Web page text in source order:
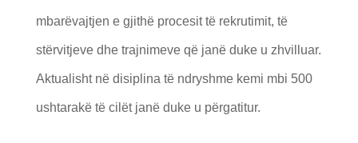
mbarëvajtjen e gjithë procesit të rekrutimit, të
stërvitjeve dhe trajnimeve që janë duke u zhvilluar.
Aktualisht në disiplina të ndryshme kemi mbi 500
ushtarakë të cilët janë duke u përgatitur.